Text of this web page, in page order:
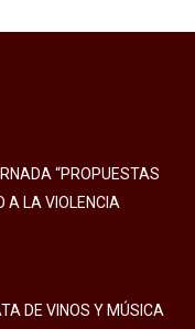
“PROPUESTAS
A LA VIOLENCIA
DE VINOS Y MÚSICA